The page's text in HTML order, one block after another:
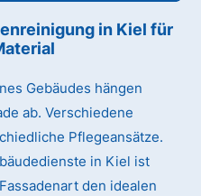
in Kiel für
Gebäudes hängen
ab. Verschiedene
Pflegeansätze.
in Kiel ist
den idealen